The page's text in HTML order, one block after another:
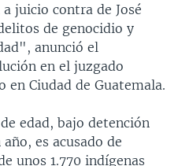
juicio contra de José
de genocidio y
anunció el
en el juzgado
en Ciudad de Guatemala.
edad, bajo detención
es acusado de
unos 1.770 indígenas